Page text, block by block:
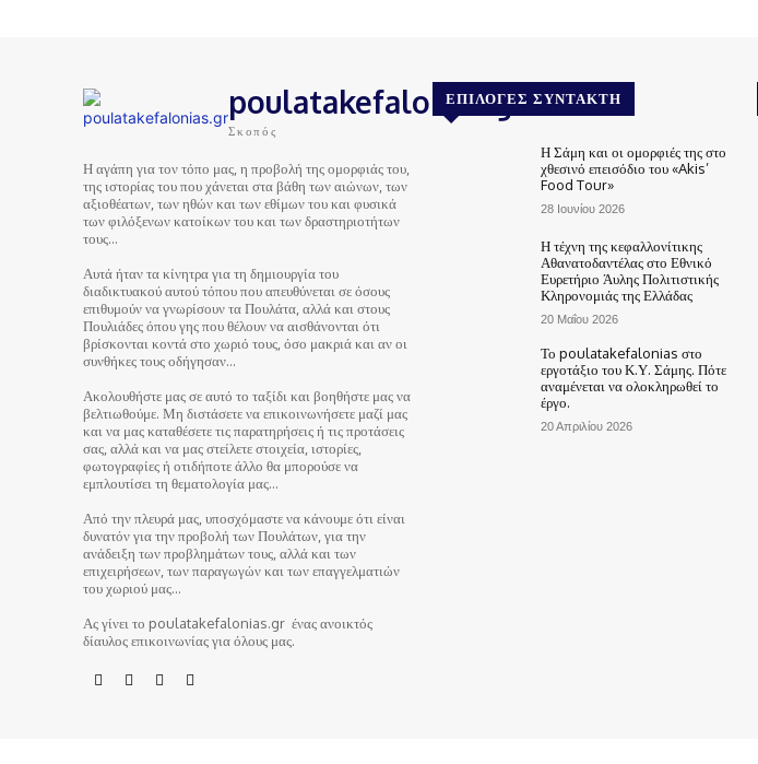
poulatakefalonias.gr
Σκοπός
Η αγάπη για τον τόπο μας, η προβολή της ομορφιάς του,
της ιστορίας του που χάνεται στα βάθη των αιώνων, των
αξιοθέατων, των ηθών και των εθίμων του και φυσικά
των φιλόξενων κατοίκων του και των δραστηριοτήτων
τους…
Αυτά ήταν τα κίνητρα για τη δημιουργία του
διαδικτυακού αυτού τόπου που απευθύνεται σε όσους
επιθυμούν να γνωρίσουν τα Πουλάτα, αλλά και στους
Πουλιάδες όπου γης που θέλουν να αισθάνονται ότι
βρίσκονται κοντά στο χωριό τους, όσο μακριά και αν οι
συνθήκες τους οδήγησαν…
Ακολουθήστε μας σε αυτό το ταξίδι και βοηθήστε μας να
βελτιωθούμε. Μη διστάσετε να επικοινωνήσετε μαζί μας
και να μας καταθέσετε τις παρατηρήσεις ή τις προτάσεις
σας, αλλά και να μας στείλετε στοιχεία, ιστορίες,
φωτογραφίες ή οτιδήποτε άλλο θα μπορούσε να
εμπλουτίσει τη θεματολογία μας…
Από την πλευρά μας, υποσχόμαστε να κάνουμε ότι είναι
δυνατόν για την προβολή των Πουλάτων, για την
ανάδειξη των προβλημάτων τους, αλλά και των
επιχειρήσεων, των παραγωγών και των επαγγελματιών
του χωριού μας…
Ας γίνει το poulatakefalonias.gr ένας ανοικτός
δίαυλος επικοινωνίας για όλους μας.
ΕΠΙΛΟΓΈΣ ΣΥΝΤΆΚΤΗ
Η Σάμη και οι ομορφιές της στο
χθεσινό επεισόδιο του «Akis’
Food Tour»
28 Ιουνίου 2026
Η τέχνη της κεφαλλονίτικης
Αθανατοδαντέλας στο Εθνικό
Ευρετήριο Άυλης Πολιτιστικής
Κληρονομιάς της Ελλάδας
20 Μαΐου 2026
Το poulatakefalonias στο
εργοτάξιο του Κ.Υ. Σάμης. Πότε
αναμένεται να ολοκληρωθεί το
έργο.
20 Απριλίου 2026